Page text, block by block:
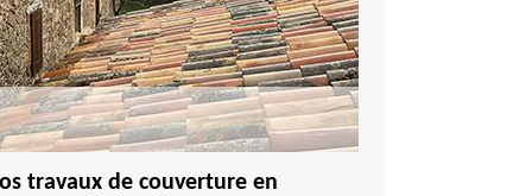
travaux de couverture en